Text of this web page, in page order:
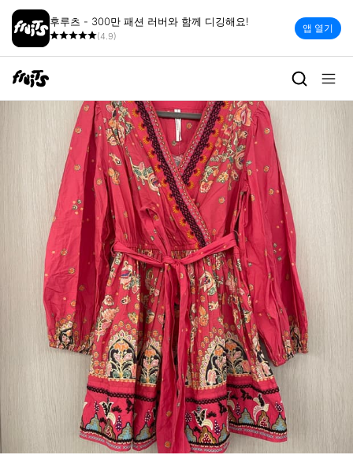
후루츠 - 300만 패션 러버와 함께 디깅해요!
(4.9)
앱 열기